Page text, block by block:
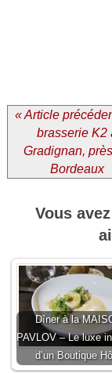
« Article
brasserie K2
Gradignan,
Bordeaux
Vous
Dîner à la
PAVLOV – Le luxe
d’un Boutique